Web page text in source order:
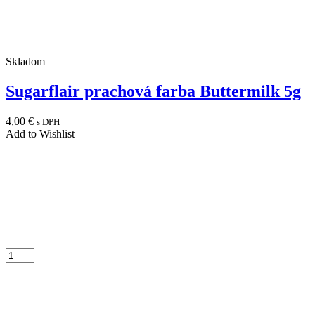
Skladom
Sugarflair prachová farba Buttermilk 5g
4,00 € s DPH
Add to Wishlist